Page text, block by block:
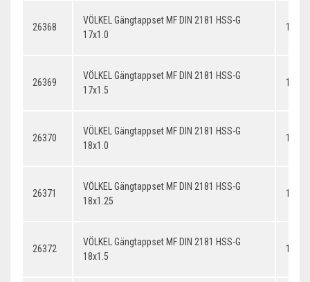
26368
VÖLKEL Gängtappset MF DIN 2181 HSS-G
17x1.0
26369
VÖLKEL Gängtappset MF DIN 2181 HSS-G
17x1.5
26370
VÖLKEL Gängtappset MF DIN 2181 HSS-G
18x1.0
26371
VÖLKEL Gängtappset MF DIN 2181 HSS-G
18x1.25
26372
VÖLKEL Gängtappset MF DIN 2181 HSS-G
18x1.5